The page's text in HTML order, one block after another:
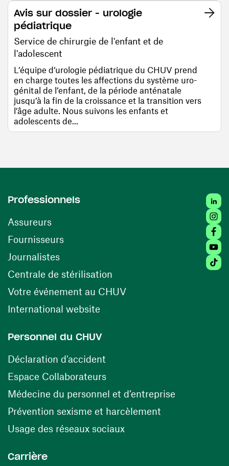
Avis sur dossier - urologie
pédiatrique
Service de chirurgie de l'enfant et de
l'adolescent
L’équipe d’urologie pédiatrique du CHUV prend
en charge toutes les affections du système uro-
génital de l’enfant, de la période anténatale
jusqu’à la fin de la croissance et la transition vers
l’âge adulte. Nous suivons les enfants et
adolescents de...
Professionnels
Assureurs
Fournisseurs(ouvre une nouvelle fenêtre)
Journalistes
Centrale de stérilisation (ouvre une nouvelle
Votre événement au CHUV(ouvre une nouvelle
International website
Personnel du CHUV
Déclaration d'accident
Espace Collaborateurs(ouvre une nouvelle fenêtre)
Médecine du personnel et d’entreprise
Prévention sexisme et harcèlement
Usage des réseaux sociaux(ouvre une nouvelle
Carrière